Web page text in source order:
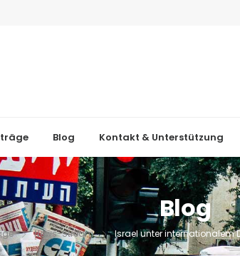
Blog Kontakt & Unterstützung
Blog
News-Stream Israel unter internationalem